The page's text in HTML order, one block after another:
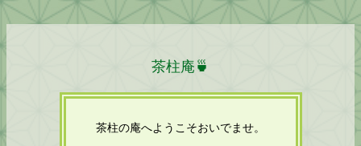
茶柱庵🍵
茶柱の庵へようこそおいでませ。